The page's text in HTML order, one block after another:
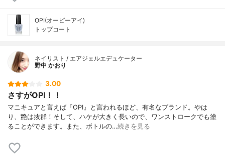
OPI(オーピーアイ)
トップコート
ネイリスト / エアジェルエデュケーター
野中 かおり
3.00
さすがOPI！！
マニキュアと言えば『OPI』と言われるほど、有名なブランド。やは
り、艶は抜群！そして、ハケが大きく長いので、ワンストロークでも塗
ることができます。また、ボトルの…続きを見る